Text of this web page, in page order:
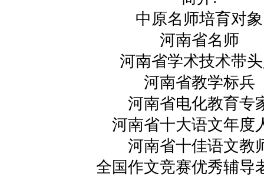
中原名师培育对象
河南省名师
河南省学术技术带
河南省教学标兵
河南省电化教育专
河南省十大语文年度
河南省十佳语文教
全国作文竞赛优秀辅导